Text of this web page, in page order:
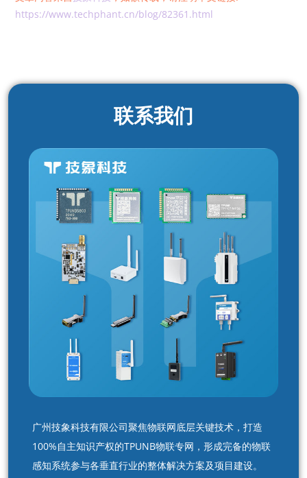
https://www.techphant.cn/blog/82361.html
联系我们
广州技象科技有限公司聚焦物联网底层关键技术，打造
100%自主知识产权的TPUNB物联专网，形成完备的物联
感知系统参与各垂直行业的整体解决方案及项目建设。